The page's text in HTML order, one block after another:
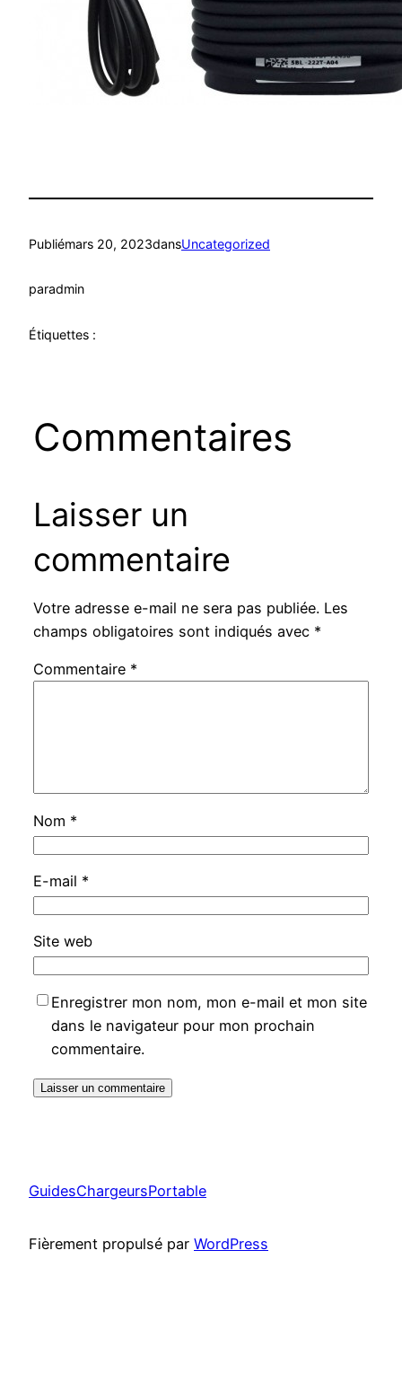
Publiémars 20, 2023dansUncategorized
paradmin
Étiquettes :
Commentaires
Laisser un
commentaire
Votre adresse e-mail ne sera pas publiée. Les
champs obligatoires sont indiqués avec *
Commentaire *
Nom *
E-mail *
Site web
Enregistrer mon nom, mon e-mail et mon site
dans le navigateur pour mon prochain
commentaire.
GuidesChargeursPortable
Fièrement propulsé par WordPress